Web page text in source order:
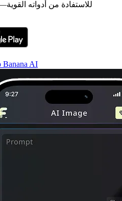
للاستفادة من أدواته
Banana AI